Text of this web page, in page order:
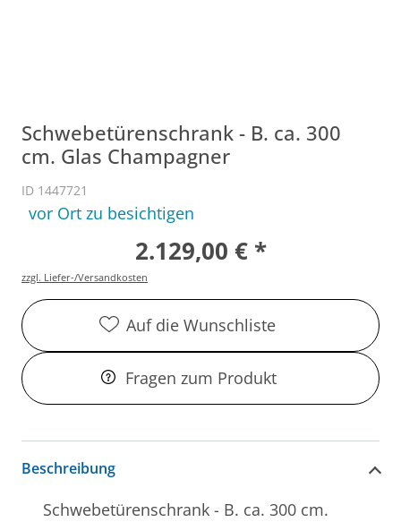
Schwebetürenschrank - B. ca. 300
cm. Glas Champagner
ID 1447721
vor Ort zu besichtigen
2.129,00 € *
zzgl. Liefer-/Versandkosten
Auf die Wunschliste
Fragen zum Produkt
Beschreibung
Schwebetürenschrank - B. ca. 300 cm.